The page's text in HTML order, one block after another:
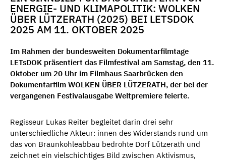
ENERGIE- UND KLIMAPOLITIK: WOLKEN
ÜBER LÜTZERATH (2025) BEI LETSDOK
2025 AM 11. OKTOBER 2025
Im Rahmen der bundesweiten Dokumentarfilmtage
LETsDOK präsentiert das Filmfestival am Samstag, den 11.
Oktober um 20 Uhr im Filmhaus Saarbrücken den
Dokumentarfilm WOLKEN ÜBER LÜTZERATH, der bei der
vergangenen Festivalausgabe Weltpremiere feierte.
Regisseur Lukas Reiter begleitet darin drei sehr
unterschiedliche Akteur: innen des Widerstands rund um
das von Braunkohleabbau bedrohte Dorf Lützerath und
zeichnet ein vielschichtiges Bild zwischen Aktivismus,